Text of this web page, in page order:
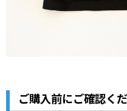
ご購入前にご確認く